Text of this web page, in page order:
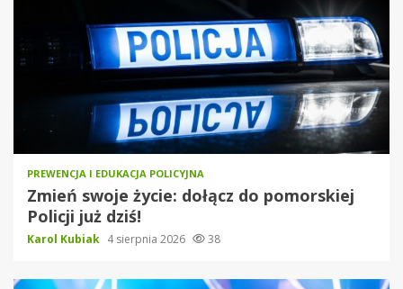
PREWENCJA I EDUKACJA POLICYJNA
Zmień swoje życie: dołącz do pomorskiej
Policji już dziś!
Karol Kubiak 4 sierpnia 2026 38